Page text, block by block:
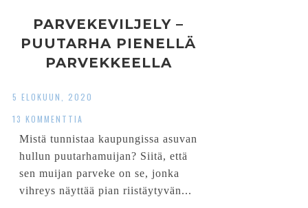
PARVEKEVILJELY –
PUUTARHA PIENELLÄ
PARVEKKEELLA
5 ELOKUUN, 2020
13 KOMMENTTIA
Mistä tunnistaa kaupungissa asuvan
hullun puutarhamuijan? Siitä, että
sen muijan parveke on se, jonka
vihreys näyttää pian riistäytyvän...